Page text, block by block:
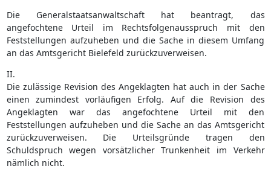
Die Generalstaatsanwaltschaft hat beantragt, das
angefochtene Urteil im Rechtsfolgenausspruch mit den
Feststellungen aufzuheben und die Sache in diesem Umfang
an das Amtsgericht Bielefeld zurückzuverweisen.
II.
Die zulässige Revision des Angeklagten hat auch in der Sache
einen zumindest vorläufigen Erfolg. Auf die Revision des
Angeklagten war das angefochtene Urteil mit den
Feststellungen aufzuheben und die Sache an das Amtsgericht
zurückzuverweisen. Die Urteilsgründe tragen den
Schuldspruch wegen vorsätzlicher Trunkenheit im Verkehr
nämlich nicht.